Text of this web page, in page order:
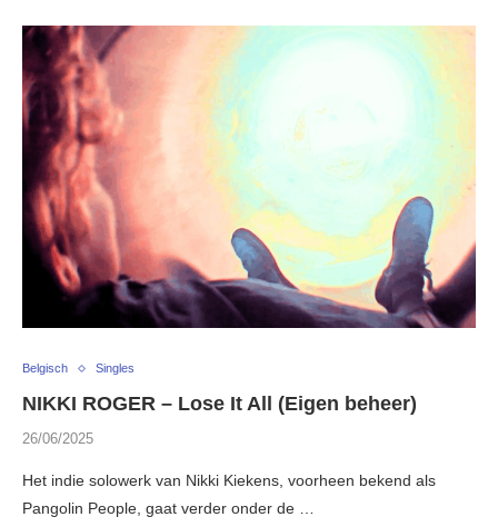
Belgisch Singles
NIKKI ROGER – Lose It All (Eigen beheer)
26/06/2025
Het indie solowerk van Nikki Kiekens, voorheen bekend als
Pangolin People, gaat verder onder de …